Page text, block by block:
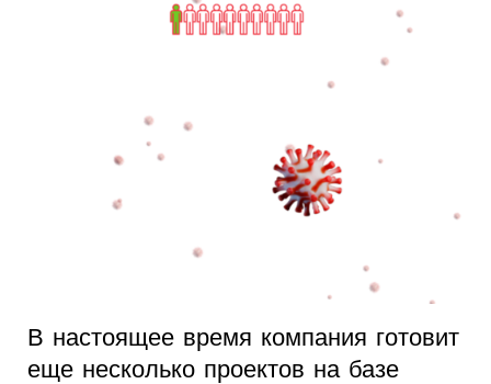
В настоящее время компания готовит
еще несколько проектов на базе